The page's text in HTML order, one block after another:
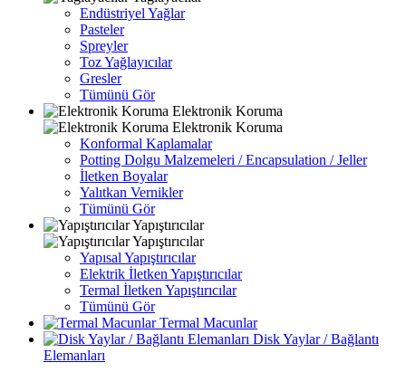
Endüstriyel Yağlar
Pasteler
Spreyler
Toz Yağlayıcılar
Gresler
Tümünü Gör
Elektronik Koruma
Elektronik Koruma
Konformal Kaplamalar
Potting Dolgu Malzemeleri / Encapsulation / Jeller
İletken Boyalar
Yalıtkan Vernikler
Tümünü Gör
Yapıştırıcılar
Yapıştırıcılar
Yapısal Yapıştırıcılar
Elektrik İletken Yapıştırıcılar
Termal İletken Yapıştırıcılar
Tümünü Gör
Termal Macunlar
Disk Yaylar / Bağlantı
Elemanları